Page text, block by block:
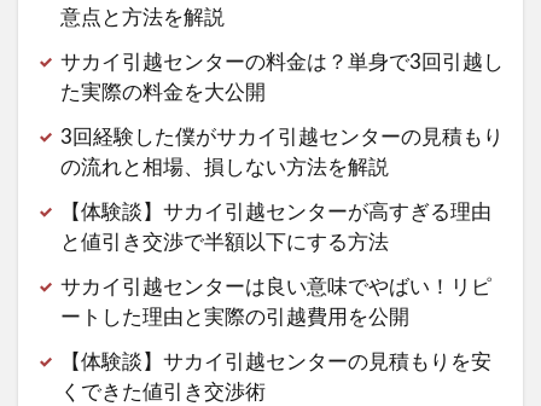
意点と方法を解説
サカイ引越センターの料金は？単身で3回引越し
た実際の料金を大公開
3回経験した僕がサカイ引越センターの見積もり
の流れと相場、損しない方法を解説
【体験談】サカイ引越センターが高すぎる理由
と値引き交渉で半額以下にする方法
サカイ引越センターは良い意味でやばい！リピ
ートした理由と実際の引越費用を公開
【体験談】サカイ引越センターの見積もりを安
くできた値引き交渉術